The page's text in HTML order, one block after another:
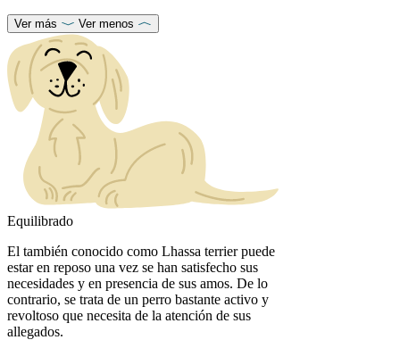
Ver más Ver menos
Equilibrado
El también conocido como Lhassa terrier puede
estar en reposo una vez se han satisfecho sus
necesidades y en presencia de sus amos. De lo
contrario, se trata de un perro bastante activo y
revoltoso que necesita de la atención de sus
allegados.